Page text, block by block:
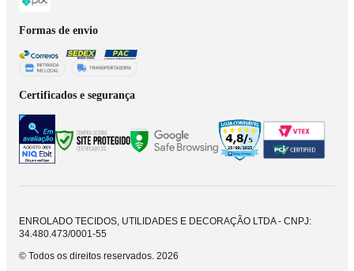
Formas de envio
Certificados e segurança
ENROLADO TECIDOS, UTILIDADES E DECORAÇÃO LTDA - CNPJ:
34.480.473/0001-55
© Todos os direitos reservados. 2026